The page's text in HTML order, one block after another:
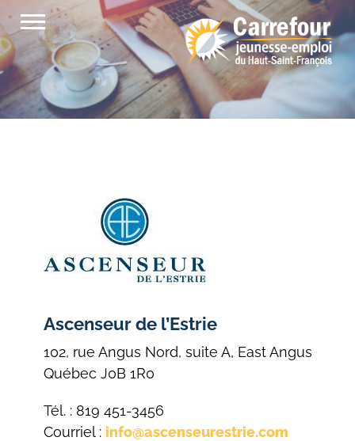
Passer
au
contenu
Ascenseur de l’Estrie
102, rue Angus Nord, suite A, East Angus
Québec J0B 1R0
Tél. : 819 451-3456
Courriel : info@ascenseurestrie.com